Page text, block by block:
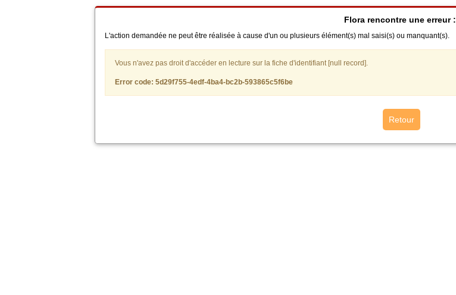
Flora rencontre une erreur :
L'action demandée ne peut être réalisée à cause d'un ou plusieurs élément(s) mal saisi(s) ou manquant(s).
Vous n'avez pas droit d'accéder en lecture sur la fiche d'identifiant [null record].
Error code: 5d29f755-4edf-4ba4-bc2b-593865c5f6be
Retour